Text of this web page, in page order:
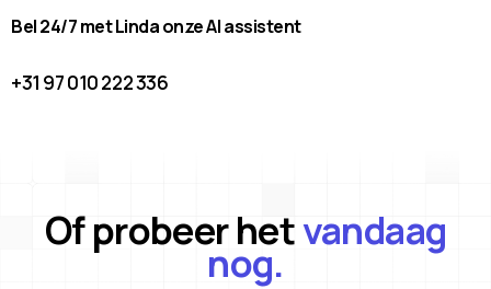
Bel 24/7 met Linda onze AI assistent
+31 97 010 222 336
Of probeer hetvandaag
nog.